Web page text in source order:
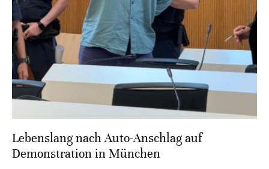
Lebenslang nach Auto-Anschlag auf
Demonstration in München